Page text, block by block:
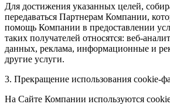
Для достижения указанных целей,
передаваться Партнерам Компании,
помощь Компании в предоставлении
таких получателей относятся: веб-
данных, реклама, информационные и
другие услуги.
3. Прекращение использования cookie-
На Сайте Компании используются